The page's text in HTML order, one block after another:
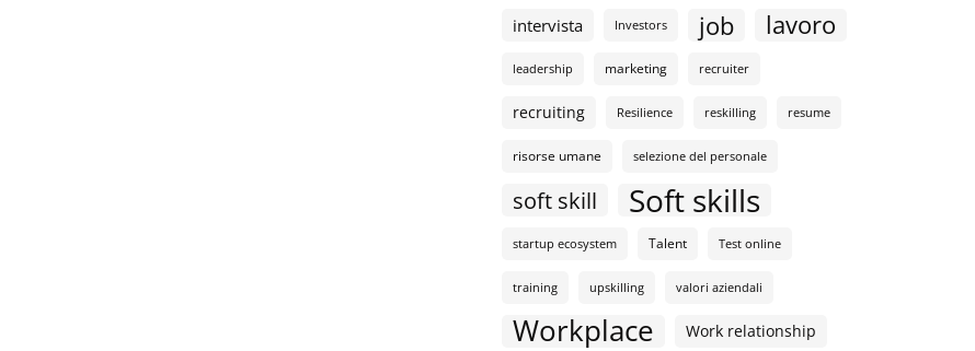
intervista Investors job lavoro
leadership marketing recruiter
recruiting Resilience reskilling resume
risorse umane selezione del personale
soft skill Soft skills
startup ecosystem Talent Test online
training upskilling valori aziendali
Workplace Work relationship